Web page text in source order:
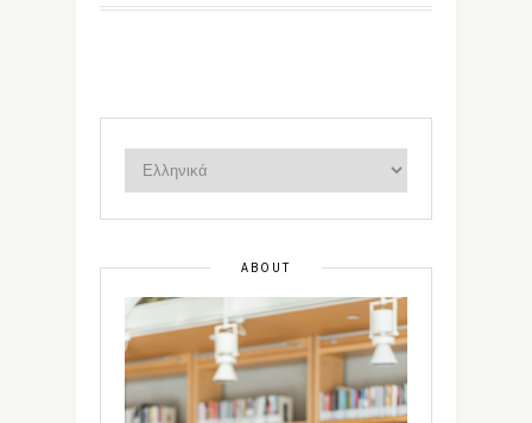
ABOUT